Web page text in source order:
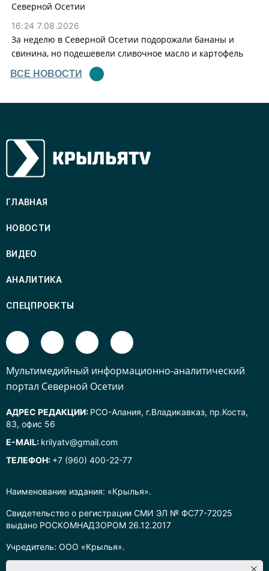
Северной Осетии
16:24 7.08.2026
За неделю в Северной Осетии подорожали бананы и
свинина, но подешевели сливочное масло и картофель
ВСЕ НОВОСТИ
Наименование издания: «Крылья».
Свидетельство о регистрации СМИ ЭЛ № ФС77-72025
выдано РОСКОМНАДЗОРОМ 26.12.2017
Учредитель: ООО «Крылья».
ГЛАВНАЯ
НОВОСТИ
ВИДЕО
АНАЛИТИКА
СПЕЦПРОЕКТЫ
Mультимедийный информационно-аналитический
портал Северной Осетии
АДРЕС РЕДАКЦИИ: РСО-Алания, г.Владикавказ, пр.Коста,
83, офис 56
E-MAIL: krilyatv@gmail.com
ТЕЛЕФОН: +7 (960) 400-22-77